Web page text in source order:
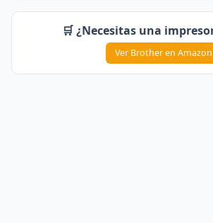
🛒 ¿Necesitas una
Ver Brother en Amazon